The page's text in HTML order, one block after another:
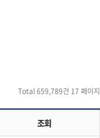
Total 659,789건 17 페이지
조회